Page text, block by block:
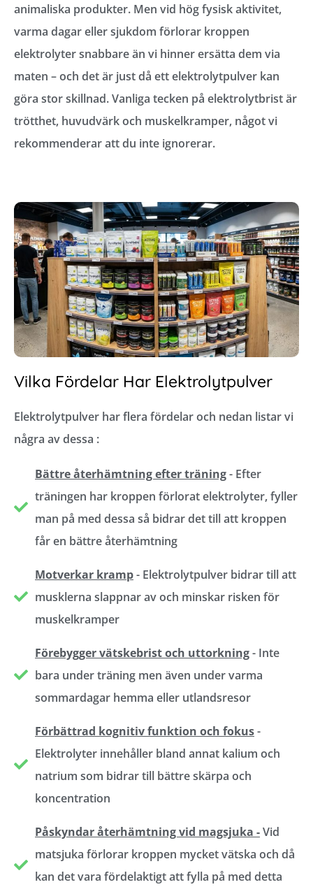
animaliska produkter. Men vid hög fysisk aktivitet,
varma dagar eller sjukdom förlorar kroppen
elektrolyter snabbare än vi hinner ersätta dem via
maten – och det är just då ett elektrolytpulver kan
göra stor skillnad. Vanliga tecken på elektrolytbrist är
trötthet, huvudvärk och muskelkramper, något vi
rekommenderar att du inte ignorerar.
Vilka Fördelar Har Elektrolytpulver
Elektrolytpulver har flera fördelar och nedan listar vi
några av dessa :
Bättre återhämtning efter träning- Efter
träningen har kroppen förlorat elektrolyter, fyller
man på med dessa så bidrar det till att kroppen
får en bättre återhämtning
Motverkar kramp- Elektrolytpulver bidrar till att
musklerna slappnar av och minskar risken för
muskelkramper
Förebygger vätskebrist och uttorkning- Inte
bara under träning men även under varma
sommardagar hemma eller utlandsresor
Förbättrad kognitiv funktion och fokus-
Elektrolyter innehåller bland annat kalium och
natrium som bidrar till bättre skärpa och
koncentration
Påskyndar återhämtning vid magsjuka -Vid
matsjuka förlorar kroppen mycket vätska och då
kan det vara fördelaktigt att fylla på med detta